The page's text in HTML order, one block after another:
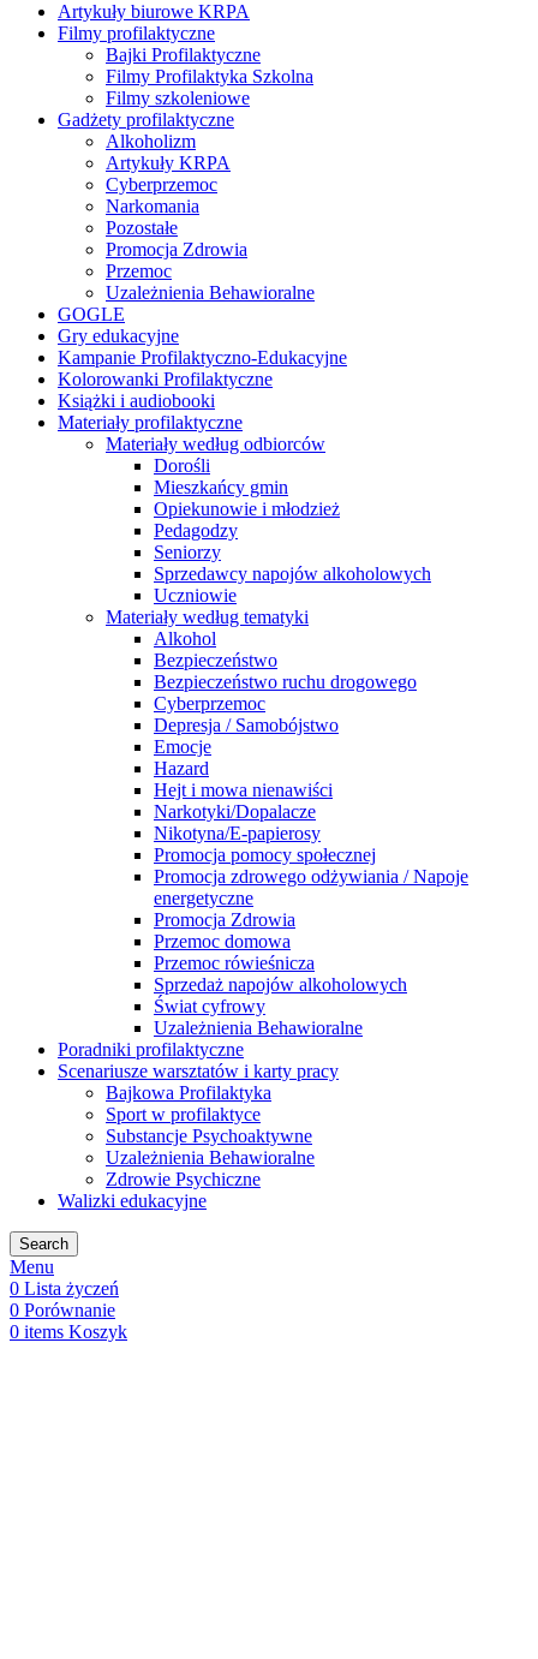
Artykuły biurowe KRPA
Filmy profilaktyczne
Bajki Profilaktyczne
Filmy Profilaktyka Szkolna
Filmy szkoleniowe
Gadżety profilaktyczne
Alkoholizm
Artykuły KRPA
Cyberprzemoc
Narkomania
Pozostałe
Promocja Zdrowia
Przemoc
Uzależnienia Behawioralne
GOGLE
Gry edukacyjne
Kampanie Profilaktyczno-Edukacyjne
Kolorowanki Profilaktyczne
Książki i audiobooki
Materiały profilaktyczne
Materiały według odbiorców
Dorośli
Mieszkańcy gmin
Opiekunowie i młodzież
Pedagodzy
Seniorzy
Sprzedawcy napojów alkoholowych
Uczniowie
Materiały według tematyki
Alkohol
Bezpieczeństwo
Bezpieczeństwo ruchu drogowego
Cyberprzemoc
Depresja / Samobójstwo
Emocje
Hazard
Hejt i mowa nienawiści
Narkotyki/Dopalacze
Nikotyna/E-papierosy
Promocja pomocy społecznej
Promocja zdrowego odżywiania / Napoje
energetyczne
Promocja Zdrowia
Przemoc domowa
Przemoc rówieśnicza
Sprzedaż napojów alkoholowych
Świat cyfrowy
Uzależnienia Behawioralne
Poradniki profilaktyczne
Scenariusze warsztatów i karty pracy
Bajkowa Profilaktyka
Sport w profilaktyce
Substancje Psychoaktywne
Uzależnienia Behawioralne
Zdrowie Psychiczne
Walizki edukacyjne
Search
Menu
0 Lista życzeń
0 Porównanie
0 items Koszyk